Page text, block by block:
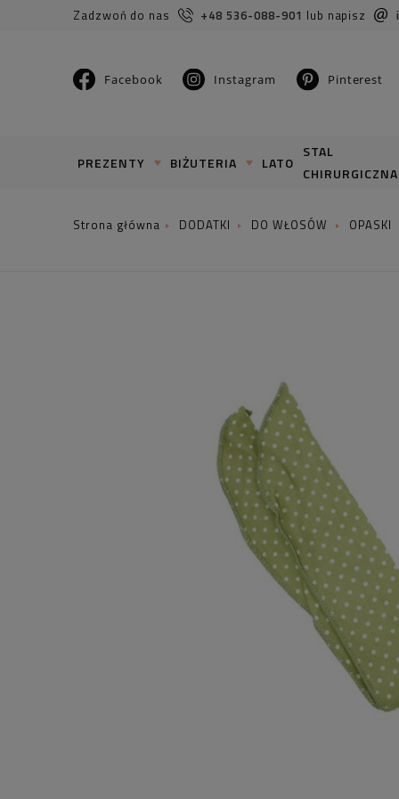
Zadzwoń do nas +48 536-088-901 lub napisz
Facebook Instagram Pinterest
PREZENTY BIŻUTERIA LATO
STAL
CHIRURGICZNA
DODATKI DO WŁOSÓW OPASKI